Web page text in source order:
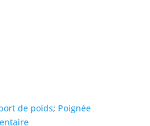
de poids; Poignée